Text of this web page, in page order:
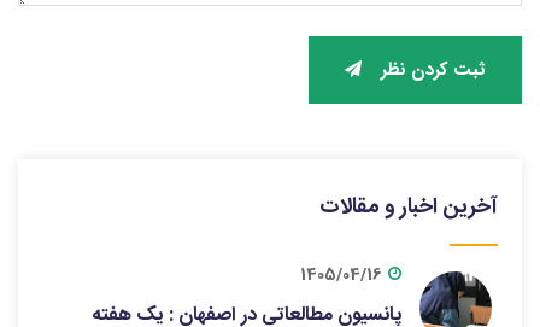
ثبت کردن نظر
آخرین اخبار و مقالات
1405/04/16
پانسیون مطالعاتی در اصفهان : یک هفته